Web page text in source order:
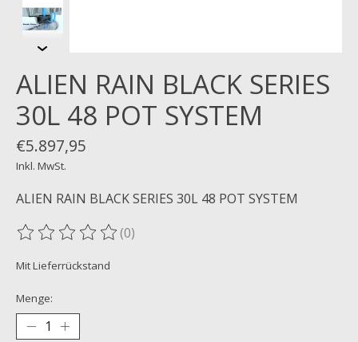
ALIEN RAIN BLACK SERIES
30L 48 POT SYSTEM
€5.897,95
Inkl. MwSt.
ALIEN RAIN BLACK SERIES 30L 48 POT SYSTEM
Die Bewertung dieses Produkts ist
(0)
Mit Lieferrückstand
Menge: